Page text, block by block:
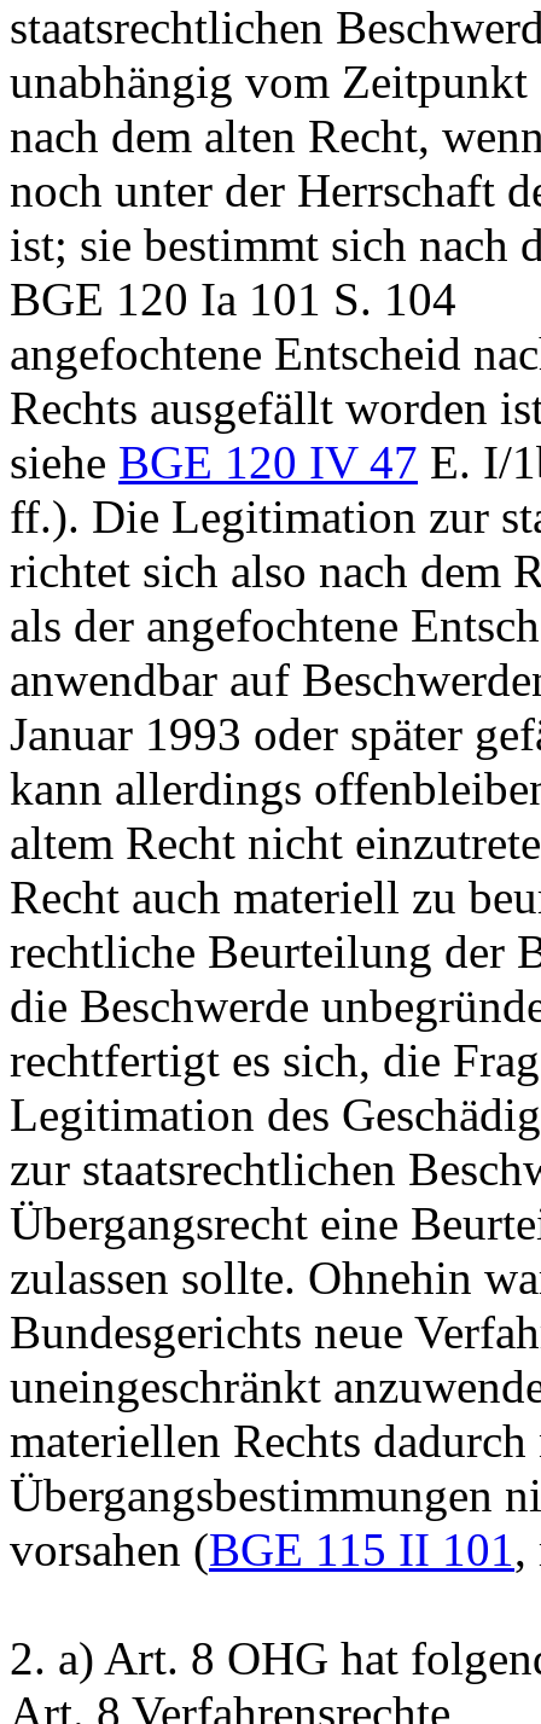
staatsrechtlichen
unabhängig vom Zeitpunkt
nach dem alten Recht,
noch unter der Herrschaft
ist; sie bestimmt sich nach
BGE 120 Ia 101 S. 104
angefochtene Entscheid
Rechts ausgefällt worden
siehe BGE 120 IV 47 E. I/
ff.). Die Legitimation zur
richtet sich also nach dem
als der angefochtene
anwendbar auf
Januar 1993 oder später
kann allerdings
altem Recht nicht
Recht auch materiell zu
rechtliche Beurteilung der
die Beschwerde
rechtfertigt es sich, die
Legitimation des
zur staatsrechtlichen
Übergangsrecht eine
zulassen sollte. Ohnehin
Bundesgerichts neue
uneingeschränkt
materiellen Rechts
Übergangsbestimmungen
vorsahen (BGE 115 II 101,
2. a) Art. 8 OHG hat
Art. 8 Verfahrensrechte